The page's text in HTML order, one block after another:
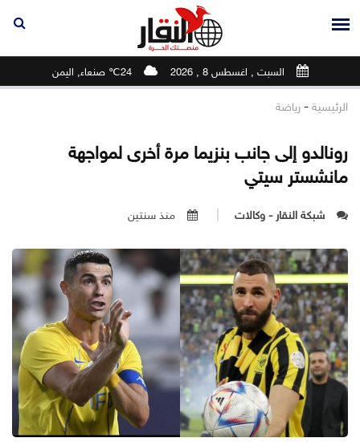
السبت , اغسطس 8 , 2026 24℃ صنعاء, اليمن
الرئيسية - رياضة
رونالدو إلى جانب بنزيما مرة أخرى لمواجهة
مانشستر سيتي
شبكة النقار - وكالات منذ سنتين